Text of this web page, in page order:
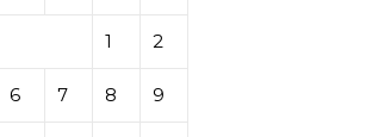
1 2
6 7 8 9